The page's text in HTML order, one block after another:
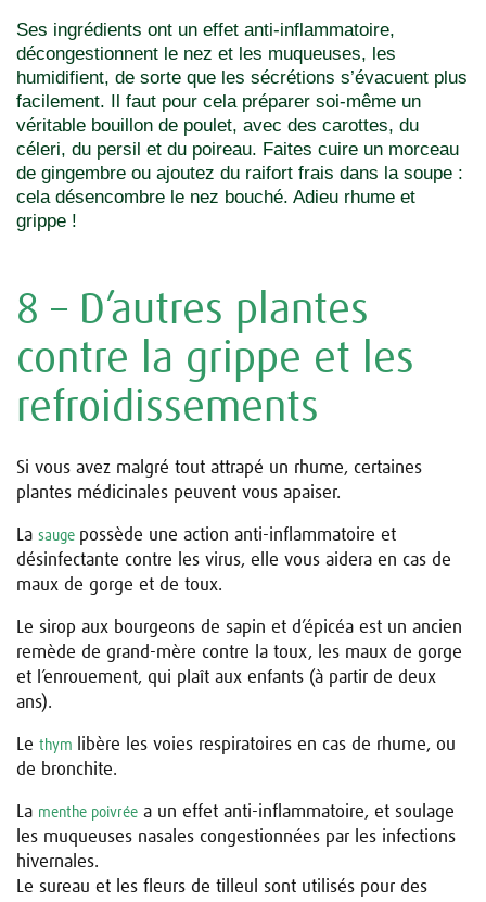
Ses ingrédients ont un effet anti-inflammatoire,
décongestionnent le nez et les muqueuses, les
humidifient, de sorte que les sécrétions s’évacuent plus
facilement. Il faut pour cela préparer soi-même un
véritable bouillon de poulet, avec des carottes, du
céleri, du persil et du poireau. Faites cuire un morceau
de gingembre ou ajoutez du raifort frais dans la soupe :
cela désencombre le nez bouché. Adieu rhume et
grippe !
8 – D’autres plantes
contre la grippe et les
refroidissements
Si vous avez malgré tout attrapé un rhume, certaines
plantes médicinales peuvent vous apaiser.
La sauge possède une action anti-inflammatoire et
désinfectante contre les virus, elle vous aidera en cas de
maux de gorge et de toux.
Le sirop aux bourgeons de sapin et d’épicéa est un ancien
remède de grand-mère contre la toux, les maux de gorge
et l’enrouement, qui plaît aux enfants (à partir de deux
ans).
Le thym
libère les voies respiratoires en cas de rhume, ou
de bronchite.
La menthe poivrée a un effet anti-inflammatoire, et soulage
les muqueuses nasales congestionnées par les infections
hivernales.
Le sureau et les fleurs de tilleul sont utilisés pour des